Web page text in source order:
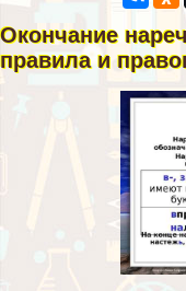
Окончание
правила и